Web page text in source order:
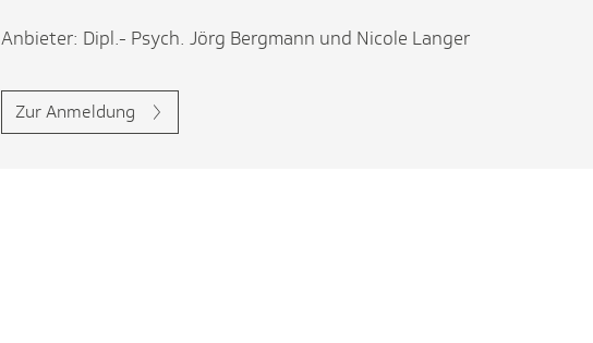
Anbieter: Dipl.- Psych. Jörg Bergmann und Nicole Langer
Zur Anmeldung